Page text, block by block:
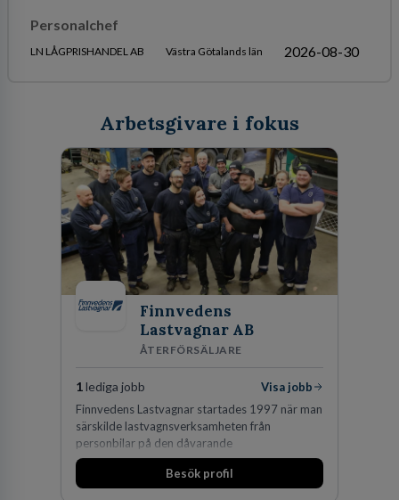
Personalchef
LN LÅGPRISHANDEL AB Västra Götalands län 2026-08-30
Arbetsgivare i fokus
Finnvedens
Lastvagnar AB
ÅTERFÖRSÄLJARE
1lediga jobb
Visa jobb
Finnvedens Lastvagnar startades 1997 när man
särskilde lastvagnsverksamheten från
personbilar på den dåvarande
huvudanläggningen i Värnamo. Sedan dess har
man expanderat kraftigt genom ett antal
Besök profil